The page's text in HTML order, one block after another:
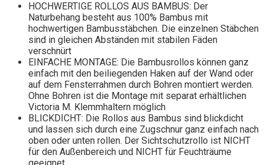
HOCHWERTIGE ROLLOS AUS BAMBUS: Der
Naturbehang besteht aus 100% Bambus mit
hochwertigen Bambusstäbchen. Die einzelnen Stäbchen
sind in gleichen Abständen mit stabilen Fäden
verschnürt
EINFACHE MONTAGE: Die Bambusrollos können ganz
einfach mit den beiliegenden Haken auf der Wand oder
auf dem Fensterrahmen durch Bohren montiert werden.
Ohne Bohren ist die Montage mit separat erhältlichen
Victoria M. Klemmhaltern möglich
BLICKDICHT: Die Rollos aus Bambus sind blickdicht
und lassen sich durch eine Zugschnur ganz einfach nach
oben oder unten rollen. Der Sichtschutzrollo ist NICHT
für den Außenbereich und NICHT für Feuchträume